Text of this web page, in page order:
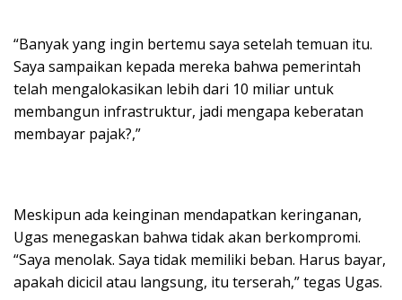
“Banyak yang ingin bertemu saya setelah temuan itu.
Saya sampaikan kepada mereka bahwa pemerintah
telah mengalokasikan lebih dari 10 miliar untuk
membangun infrastruktur, jadi mengapa keberatan
membayar pajak?,”
Meskipun ada keinginan mendapatkan keringanan,
Ugas menegaskan bahwa tidak akan berkompromi.
“Saya menolak. Saya tidak memiliki beban. Harus bayar,
apakah dicicil atau langsung, itu terserah,” tegas Ugas.